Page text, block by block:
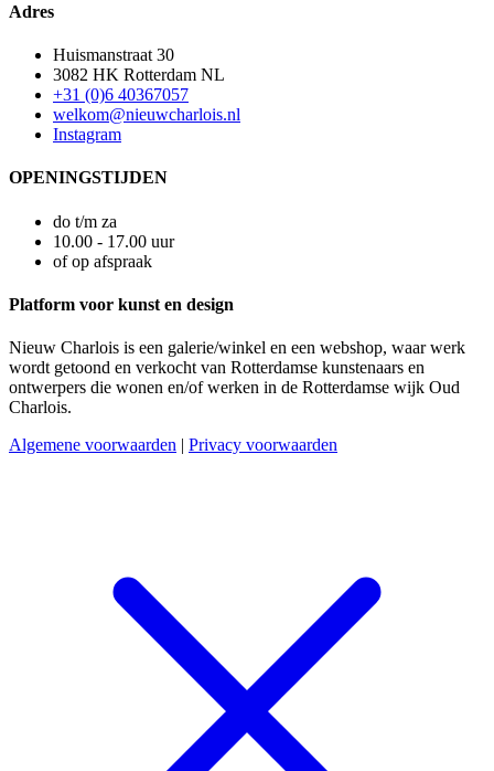
Adres
Huismanstraat 30
3082 HK Rotterdam NL
+31 (0)6 40367057
welkom@nieuwcharlois.nl
Instagram
OPENINGSTIJDEN
do t/m za
10.00 - 17.00 uur
of op afspraak
Platform voor kunst en design
Nieuw Charlois is een galerie/winkel en een webshop, waar werk
wordt getoond en verkocht van Rotterdamse kunstenaars en
ontwerpers die wonen en/of werken in de Rotterdamse wijk Oud
Charlois.
Algemene voorwaarden | Privacy voorwaarden